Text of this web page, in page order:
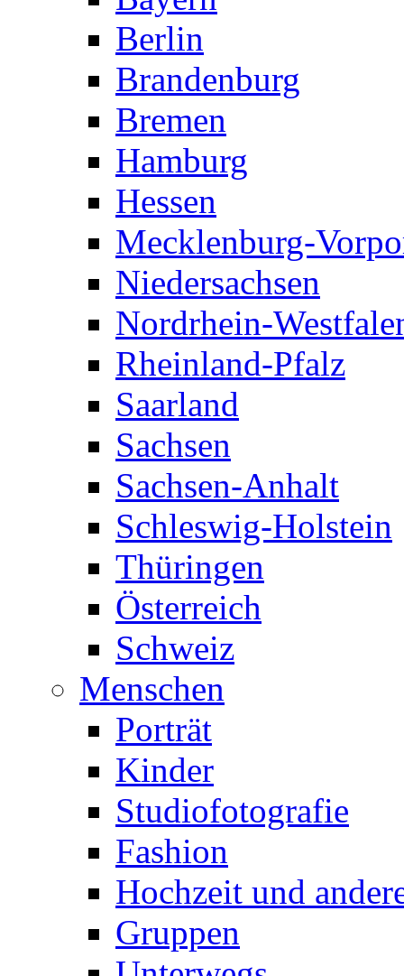
Berlin
Brandenburg
Bremen
Hamburg
Hessen
Mecklenburg-
Niedersachsen
Nordrhein-
Rheinland-Pfalz
Saarland
Sachsen
Sachsen-Anhalt
Schleswig-Holstein
Thüringen
Österreich
Schweiz
Menschen
Porträt
Kinder
Studiofotografie
Fashion
Hochzeit und
Gruppen